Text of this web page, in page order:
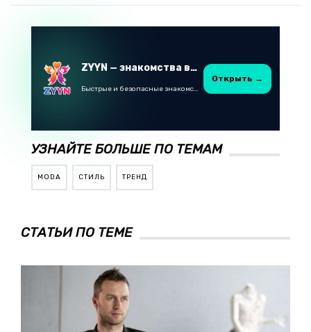
ZYYN — знакомства в Казахстане
Быстрые и безопасные знакомства в Telegram
Открыть →
УЗНАЙТЕ БОЛЬШЕ ПО ТЕМАМ
MODA СТИЛЬ ТРЕНД
СТАТЬИ ПО ТЕМЕ